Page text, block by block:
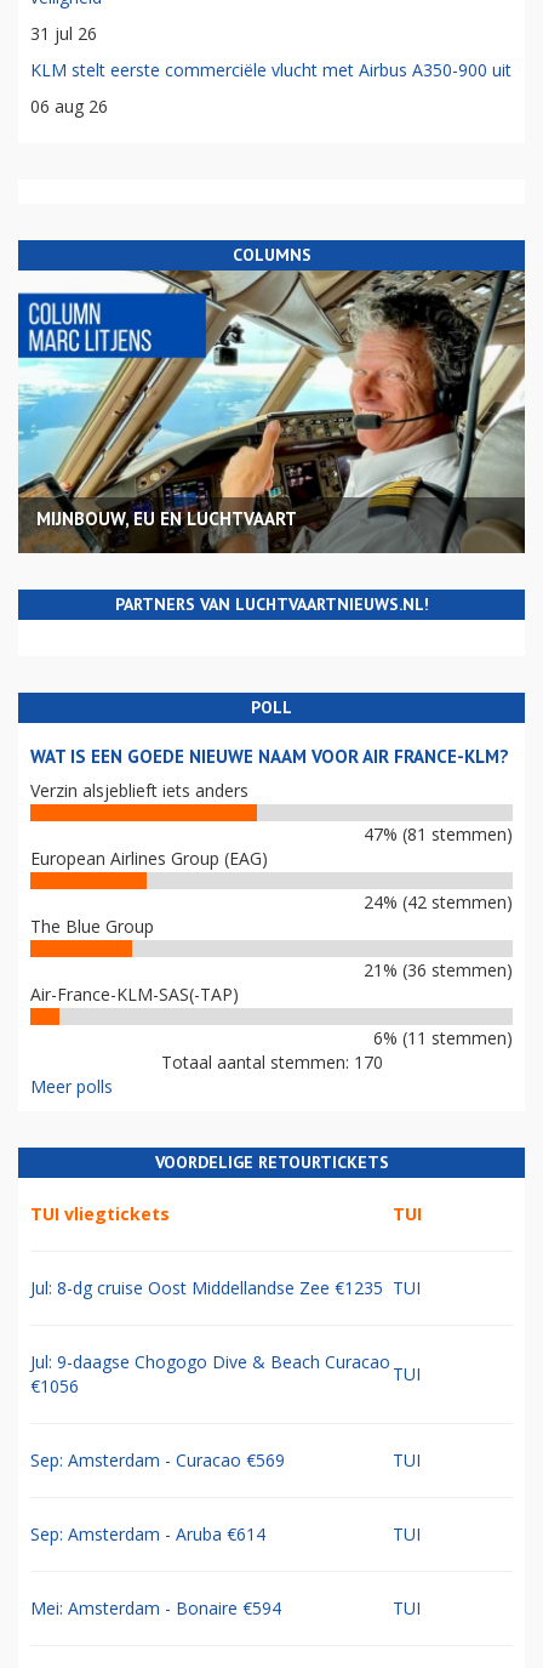
31 jul 26
KLM stelt eerste commerciële vlucht met Airbus A350-900 uit
06 aug 26
COLUMNS
MIJNBOUW, EU EN LUCHTVAART
PARTNERS VAN LUCHTVAARTNIEUWS.NL!
POLL
WAT IS EEN GOEDE NIEUWE NAAM VOOR AIR FRANCE-KLM?
Verzin alsjeblieft iets anders
47% (81 stemmen)
European Airlines Group (EAG)
24% (42 stemmen)
The Blue Group
21% (36 stemmen)
Air-France-KLM-SAS(-TAP)
6% (11 stemmen)
Totaal aantal stemmen: 170
Meer polls
VOORDELIGE RETOURTICKETS
TUI vliegtickets TUI
Jul: 8-dg cruise Oost Middellandse Zee €1235 TUI
Jul: 9-daagse Chogogo Dive & Beach Curacao
€1056
TUI
Sep: Amsterdam - Curacao €569 TUI
Sep: Amsterdam - Aruba €614 TUI
Mei: Amsterdam - Bonaire €594 TUI